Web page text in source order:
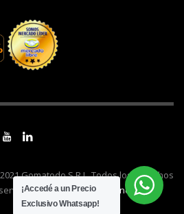
Gomatodo S.R.L. Todos los derechos
| Realizado por
cónclave.
¡Accedé a un Precio
Exclusivo Whatsapp!